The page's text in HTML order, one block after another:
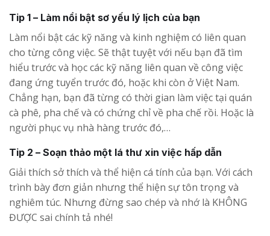
Tip 1 – Làm nổi bật sơ yếu lý lịch của bạn
Làm nổi bật các kỹ năng và kinh nghiệm có liên quan
cho từng công việc. Sẽ thật tuyệt với nếu bạn đã tìm
hiểu trước và học các kỹ năng liên quan về công việc
đang ứng tuyển trước đó, hoặc khi còn ở Việt Nam.
Chẳng hạn, bạn đã từng có thời gian làm việc tại quán
cà phê, pha chế và có chứng chỉ về pha chế rồi. Hoặc là
người phục vụ nhà hàng trước đó,…
Tip 2 – Soạn thảo một lá thư xin việc hấp dẫn
Giải thích sở thích và thể hiện cá tính của bạn. Với cách
trình bày đơn giản nhưng thể hiện sự tôn trọng và
nghiêm túc. Nhưng đừng sao chép và nhớ là KHÔNG
ĐƯỢC sai chính tả nhé!